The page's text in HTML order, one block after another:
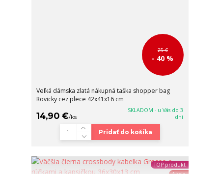
25 €
- 40 %
Veľká dámska zlatá nákupná taška shopper bag
Rovicky cez plece 42x41x16 cm
14,90 €/ks
SKLADOM - u Vás do 3
dní
Pridať do košíka
TOP produkt